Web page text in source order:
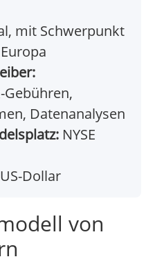
mit Schwerpunkt
Datenanalysen
NYSE
US-Dollar
von